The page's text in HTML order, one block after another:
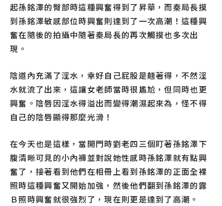
起孫銘澤的臀部時這種興奮得到了昇華，而秦局長摸
到孫銘澤敏感部位時興奮則達到了一次高潮！這種興
奮在隨後的拍攝中隨著秦局長的再次觸摸也多次出
現。
陰道內充滿了淫水，幸好自己屁股是翹著得，不然淫
水就流了出來，這讓女老師當時很尷尬，但同時也更
興奮。陰唇因淫水得溢出而變得潮濕起來為，怪不得
自己的陰唇顯得那麼光滑！
在今天也是這樣，當開門時劉老四三個盯著孫銘澤下
腹清晰可見的小內褲並對說她性感時孫銘澤就有點興
奮了，接著看到他們在相冊上看到孫銘澤的正面全裸
照時這種興奮又開始加強，然後他們翻到孫銘澤的露
Ｂ照時興奮就很強烈了，現在則更是達到了高潮。